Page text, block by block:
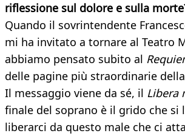
riflessione sul dolore e sulla
Quando il sovrintendente
mi ha invitato a tornare al Teatro
abbiamo pensato subito al
delle pagine più straordinarie
Il messaggio viene da sé, il Libera
finale del soprano è il grido che si
liberarci da questo male che ci